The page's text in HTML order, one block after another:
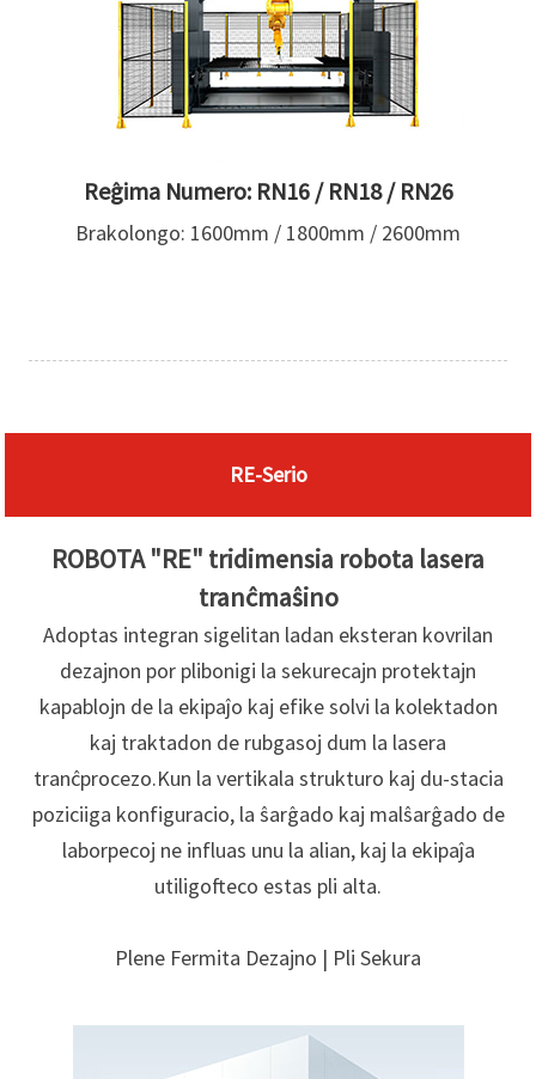
Reĝima Numero: RN16 / RN18 / RN26
Brakolongo: 1600mm / 1800mm / 2600mm
RE-Serio
ROBOTA "RE" tridimensia robota lasera
tranĉmaŝino
Adoptas integran sigelitan ladan eksteran kovrilan
dezajnon por plibonigi la sekurecajn protektajn
kapablojn de la ekipaĵo kaj efike solvi la kolektadon
kaj traktadon de rubgasoj dum la lasera
tranĉprocezo.Kun la vertikala strukturo kaj du-stacia
poziciiga konfiguracio, la ŝarĝado kaj malŝarĝado de
laborpecoj ne influas unu la alian, kaj la ekipaĵa
utiligofteco estas pli alta.
Plene Fermita Dezajno | Pli Sekura